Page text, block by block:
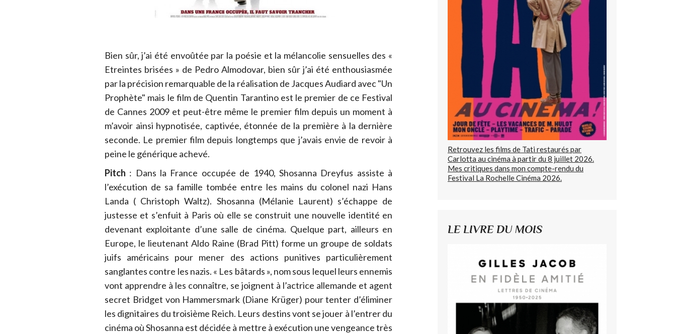
Bien sûr, j’ai été envoûtée par la poésie et la mélancolie sensuelles des «
Etreintes brisées » de Pedro Almodovar, bien sûr j’ai été enthousiasmée
par la précision remarquable de la réalisation de Jacques Audiard avec "Un
Prophète" mais le film de Quentin Tarantino est le premier de ce Festival
de Cannes 2009 et peut-être même le premier film depuis un moment à
m’avoir ainsi hypnotisée, captivée, étonnée de la première à la dernière
seconde. Le premier film depuis longtemps que j’avais envie de revoir à
peine le générique achevé.
Pitch : Dans la France occupée de 1940, Shosanna Dreyfus assiste à
l’exécution de sa famille tombée entre les mains du colonel nazi Hans
Landa ( Christoph Waltz). Shosanna (Mélanie Laurent) s’échappe de
justesse et s’enfuit à Paris où elle se construit une nouvelle identité en
devenant exploitante d’une salle de cinéma. Quelque part, ailleurs en
Europe, le lieutenant Aldo Raine (Brad Pitt) forme un groupe de soldats
juifs américains pour mener des actions punitives particulièrement
sanglantes contre les nazis. « Les bâtards », nom sous lequel leurs ennemis
vont apprendre à les connaître, se joignent à l’actrice allemande et agent
secret Bridget von Hammersmark (Diane Krüger) pour tenter d’éliminer
les dignitaires du troisième Reich. Leurs destins vont se jouer à l’entrer du
cinéma où Shosanna est décidée à mettre à exécution une vengeance très
Retrouvez les films de Tati restaurés par
Carlotta au cinéma à partir du 8 juillet 2026.
Mes critiques dans mon compte-rendu du
Festival La Rochelle Cinéma 2026.
LE LIVRE DU MOIS